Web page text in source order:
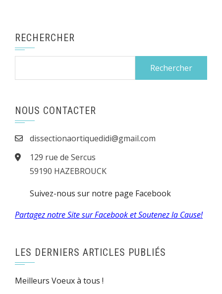
RECHERCHER
NOUS CONTACTER
dissectionaortiquedidi@gmail.com
129 rue de Sercus
59190 HAZEBROUCK
Suivez-nous sur notre page Facebook
Partagez notre Site sur Facebook et Soutenez la Cause!
LES DERNIERS ARTICLES PUBLIÉS
Meilleurs Voeux à tous !